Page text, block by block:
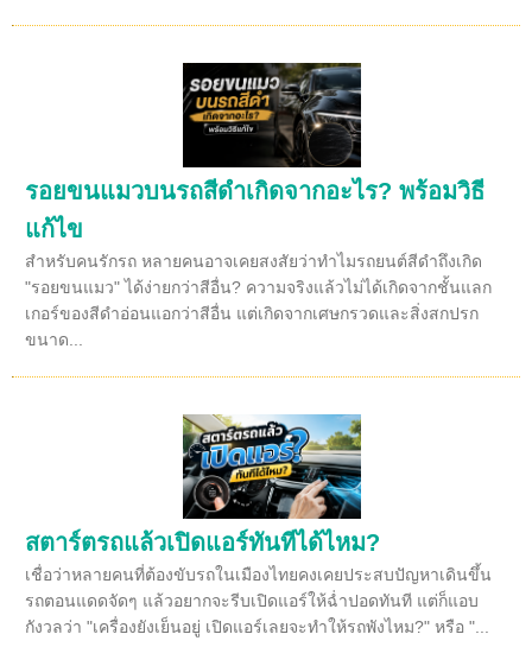
รอยขนแมวบนรถสีดำเกิดจากอะไร? พร้อมวิธี
แก้ไข
สำหรับคนรักรถ หลายคนอาจเคยสงสัยว่าทำไมรถยนต์สีดำถึงเกิด
"รอยขนแมว" ได้ง่ายกว่าสีอื่น? ความจริงแล้วไม่ได้เกิดจากชั้นแลก
เกอร์ของสีดำอ่อนแอกว่าสีอื่น แต่เกิดจากเศษกรวดและสิ่งสกปรก
ขนาด...
สตาร์ตรถแล้วเปิดแอร์ทันทีได้ไหม?
เชื่อว่าหลายคนที่ต้องขับรถในเมืองไทยคงเคยประสบปัญหาเดินขึ้น
รถตอนแดดจัดๆ แล้วอยากจะรีบเปิดแอร์ให้ฉ่ำปอดทันที แต่ก็แอบ
กังวลว่า "เครื่องยังเย็นอยู่ เปิดแอร์เลยจะทำให้รถพังไหม?" หรือ "...